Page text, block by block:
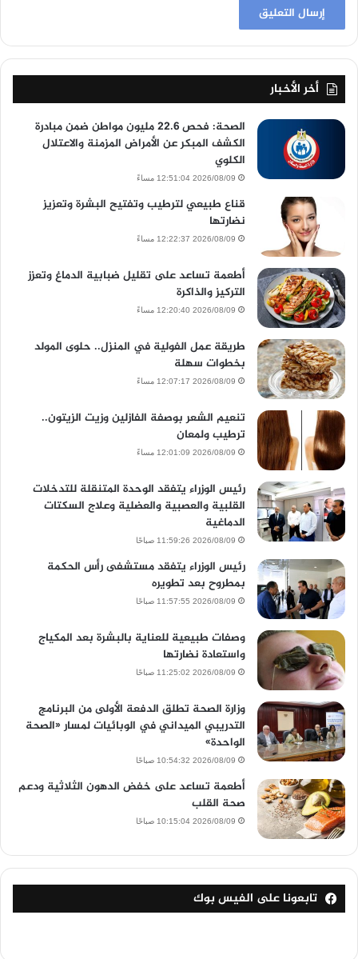
أخر الأخبار
الصحة: فحص 22.6 مليون مواطن ضمن مبادرة
الكشف المبكر عن الأمراض المزمنة والاعتلال
الكلوي
2026/08/09 12:51:04 مساءً
قناع طبيعي لترطيب وتفتيح البشرة وتعزيز
نضارتها
2026/08/09 12:22:37 مساءً
أطعمة تساعد على تقليل ضبابية الدماغ وتعزز
التركيز والذاكرة
2026/08/09 12:20:40 مساءً
طريقة عمل الفولية في المنزل.. حلوى المولد
بخطوات سهلة
2026/08/09 12:07:17 مساءً
تنعيم الشعر بوصفة الفازلين وزيت الزيتون..
ترطيب ولمعان
2026/08/09 12:01:09 مساءً
رئيس الوزراء يتفقد الوحدة المتنقلة للتدخلات
القلبية والعصبية والعضلية وعلاج السكتات
الدماغية
2026/08/09 11:59:26 صباحًا
رئيس الوزراء يتفقد مستشفى رأس الحكمة
بمطروح بعد تطويره
2026/08/09 11:57:55 صباحًا
وصفات طبيعية للعناية بالبشرة بعد المكياج
واستعادة نضارتها
2026/08/09 11:25:02 صباحًا
وزارة الصحة تطلق الدفعة الأولى من البرنامج
التدريبي الميداني في الوبائيات لمسار «الصحة
الواحدة»
2026/08/09 10:54:32 صباحًا
أطعمة تساعد على خفض الدهون الثلاثية ودعم
صحة القلب
2026/08/09 10:15:04 صباحًا
تابعونا على الفيس بوك